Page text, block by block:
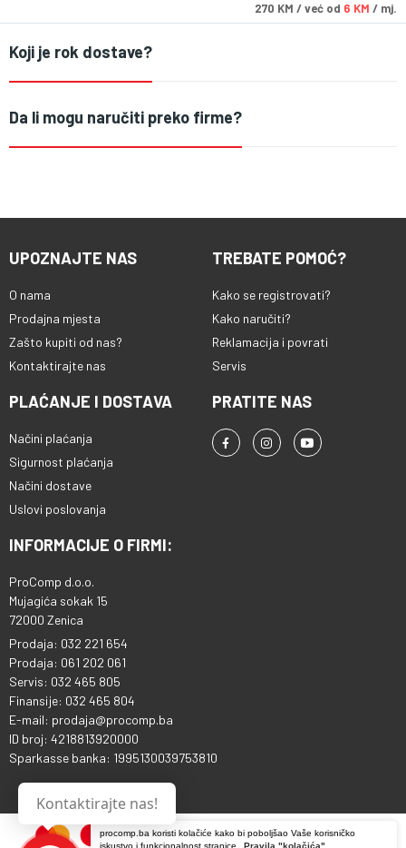
procomp.ba koristi kolačiće kako bi poboljšao Vaše korisničko
iskustvo i funkcionalnost stranice.
Pravila "kolačića"
270 KM / već od 6 KM / mj.
Koji je rok dostave?
Da li mogu naručiti preko firme?
UPOZNAJTE NAS
O nama
Prodajna mjesta
Zašto kupiti od nas?
Kontaktirajte nas
TREBATE POMOĆ?
Kako se registrovati?
Kako naručiti?
Reklamacija i povrati
Servis
PLAĆANJE I DOSTAVA
Načini plaćanja
Sigurnost plaćanja
Načini dostave
Uslovi poslovanja
PRATITE NAS
INFORMACIJE O FIRMI:
ProComp d.o.o.
Mujagića sokak 15
72000 Zenica
Prodaja: 032 221 654
Prodaja: 061 202 061
Servis: 032 465 805
Finansije: 032 465 804
E-mail: prodaja@procomp.ba
ID broj: 4218813920000
Sparkasse banka: 1995130039753810
Kontaktirajte nas!